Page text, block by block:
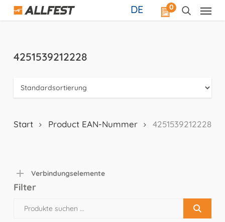
Skip
0
DE
4251539212228
Start Product EAN-Nummer 4251539212228
Verbindungselemente
Filter